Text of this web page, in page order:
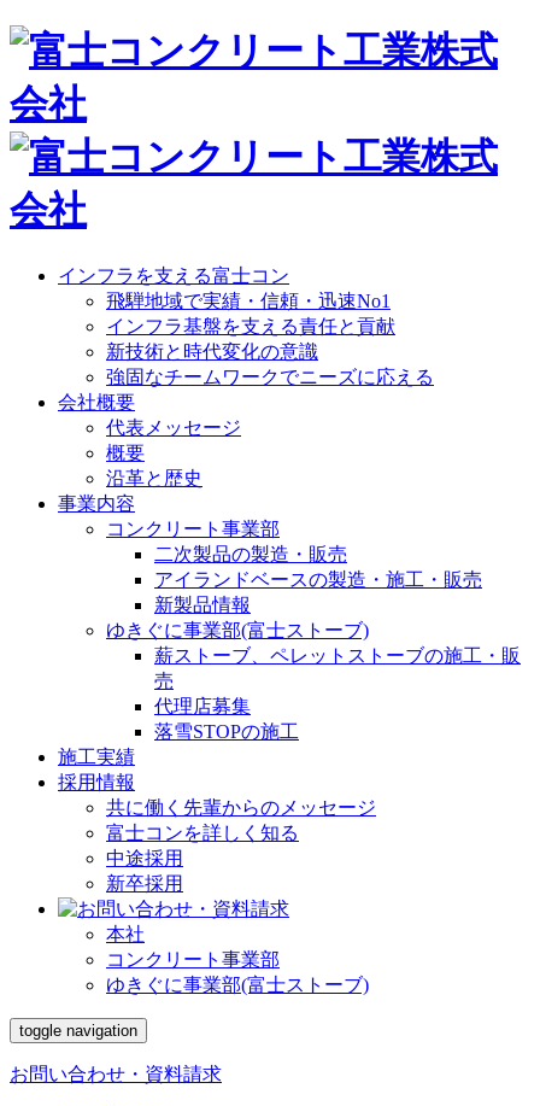
インフラを支える富士コン
飛騨地域で実績・信頼・迅速No1
インフラ基盤を支える責任と貢献
新技術と時代変化の意識
強固なチームワークでニーズに応える
会社概要
代表メッセージ
概要
沿革と歴史
事業内容
コンクリート事業部
二次製品の製造・販売
アイランドベースの製造・施工・販売
新製品情報
ゆきぐに事業部(富士ストーブ)
薪ストーブ、ペレットストーブの施工・販
売
代理店募集
落雪STOPの施工
施工実績
採用情報
共に働く先輩からのメッセージ
富士コンを詳しく知る
中途採用
新卒採用
本社
コンクリート事業部
ゆきぐに事業部(富士ストーブ)
toggle navigation
お問い合わせ・資料請求